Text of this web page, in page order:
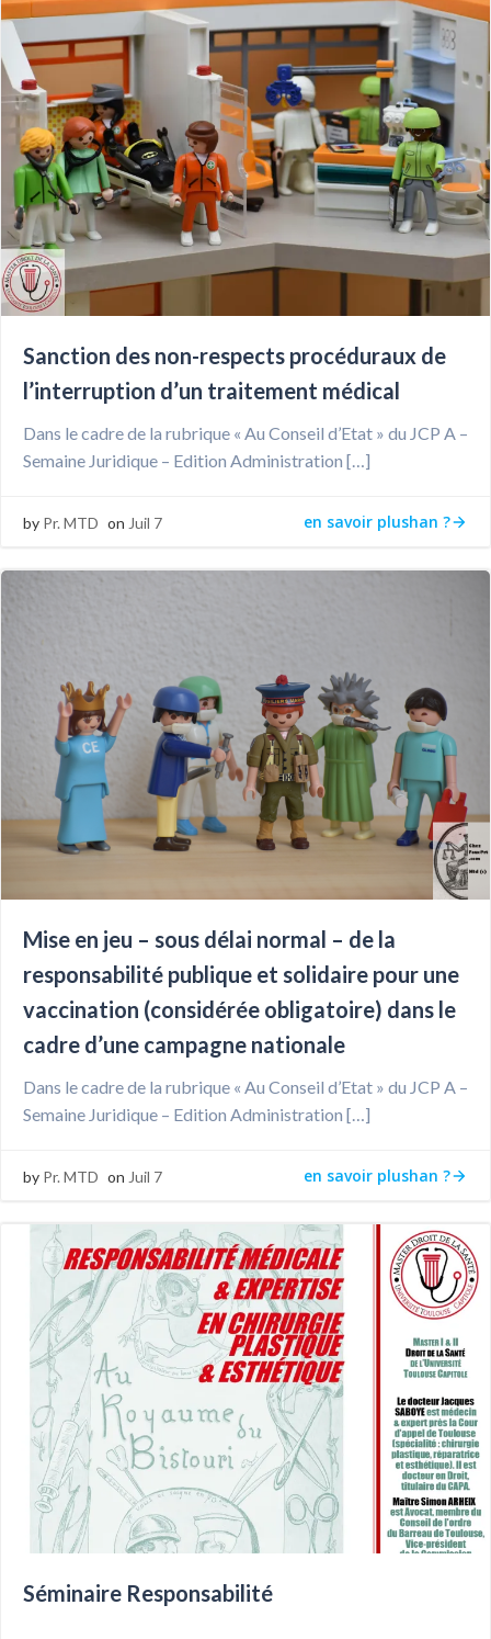
Sanction des non-respects procéduraux de
l’interruption d’un traitement médical
Dans le cadre de la rubrique « Au Conseil d’Etat » du JCP A –
Semaine Juridique – Edition Administration […]
by Pr. MTD on Juil 7 en savoir plushan ?
Mise en jeu – sous délai normal – de la
responsabilité publique et solidaire pour une
vaccination (considérée obligatoire) dans le
cadre d’une campagne nationale
Dans le cadre de la rubrique « Au Conseil d’Etat » du JCP A –
Semaine Juridique – Edition Administration […]
by Pr. MTD on Juil 7 en savoir plushan ?
Séminaire Responsabilité